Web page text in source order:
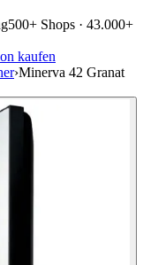
500+ Shops · 43.000+
kaufen
›Minerva 42 Granat